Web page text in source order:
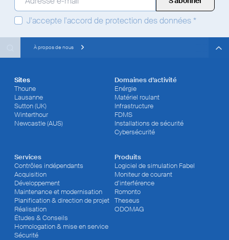
J'accepte l'accord de protection des données*
Search
À propos de nous
Sites
Thoune
Lausanne
Sutton (UK)
Winterthour
Newcastle (AUS)
Domaines d’activité
Enérgie
Matériel roulant
Infrastructure
FDMS
Installations de sécurité
Cybersécurité
Services
Contrôles indépendants
Acquisition
Développement
Maintenance et modernisation
Planification & direction de projet
Réalisation
Études & Conseils
Homologation & mise en service
Sécurité
Produits
Logiciel de simulation Fabel
Moniteur de courant
d’interférence
Romonto
Theseus
ODOMAG